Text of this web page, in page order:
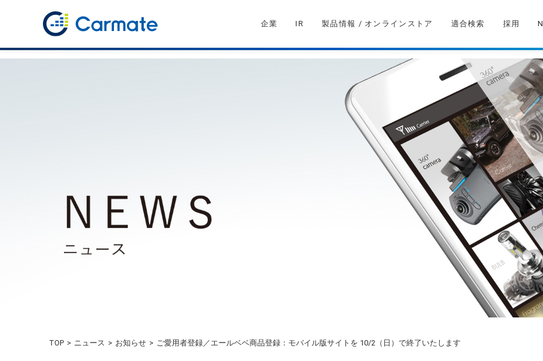
企業 IR 製品情報 / オンラインストア 適合検索 採用
TOP ニュース お知らせ ご愛用者登録／エールベベ商品登録：モバイル版サイトを 10/2（日）で終了いたします